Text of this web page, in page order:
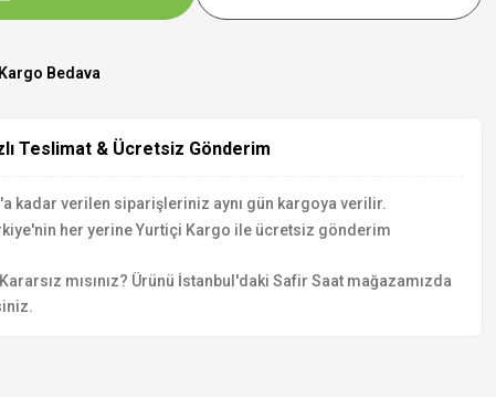
Kargo Bedava
Teslimat & Ücretsiz Gönderim
kadar verilen siparişleriniz aynı gün kargoya verilir.
her yerine Yurtiçi Kargo ile ücretsiz gönderim
Kararsız mısınız? Ürünü İstanbul'daki Safir Saat mağazamızda